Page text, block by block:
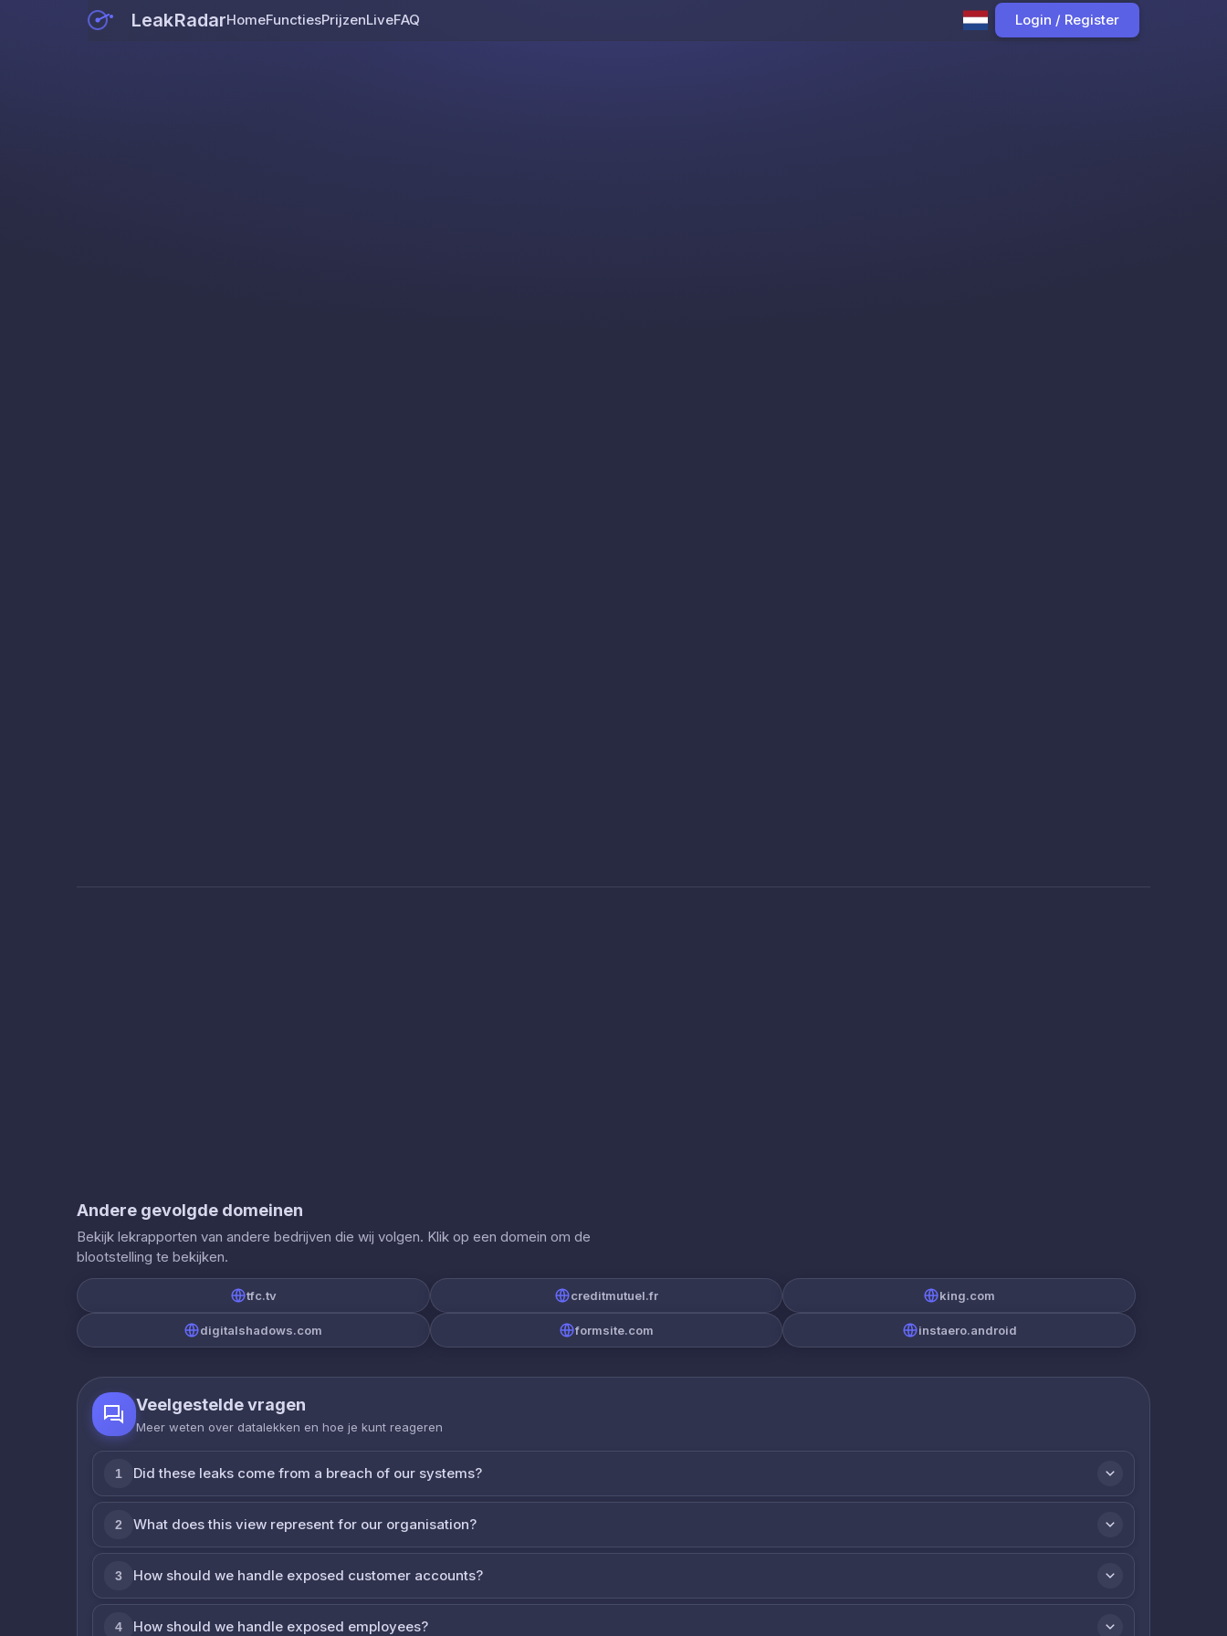
LeakRadarHomeFunctiesPrijzenLiveFAQ Login / Register
Andere gevolgde domeinen
Bekijk lekrapporten van andere bedrijven die wij volgen. Klik op een domein om de
blootstelling te bekijken.
tfc.tv creditmutuel.fr king.com
digitalshadows.com formsite.com instaero.android
Veelgestelde vragen
Meer weten over datalekken en hoe je kunt reageren
1 Did these leaks come from a breach of our systems?
2 What does this view represent for our organisation?
3 How should we handle exposed customer accounts?
4 How should we handle exposed employees?